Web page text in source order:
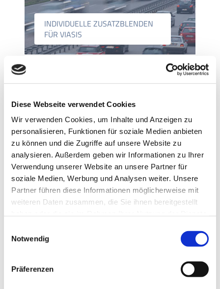
Diese Webseite verwendet Cookies
Wir verwenden Cookies, um Inhalte und Anzeigen zu
personalisieren, Funktionen für soziale Medien anbieten
zu können und die Zugriffe auf unsere Website zu
analysieren. Außerdem geben wir Informationen zu Ihrer
Verwendung unserer Website an unsere Partner für
soziale Medien, Werbung und Analysen weiter. Unsere
Partner führen diese Informationen möglicherweise mit
weiteren Daten zusammen, die Sie ihnen bereitgestellt
Notwendig
Präferenzen
INDIVIDUELLE ZUSATZBLENDEN
FÜR VIASIS
Mehr Sicherheit für Kinder